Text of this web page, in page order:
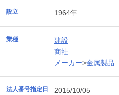
設立 1964年
業種
建設
商社
メーカー>金属製品
法人番号指定日 2015/10/05